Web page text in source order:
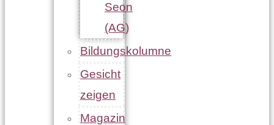
Seon
(AG)
Bildungskolumne
Gesicht
zeigen
Magazin